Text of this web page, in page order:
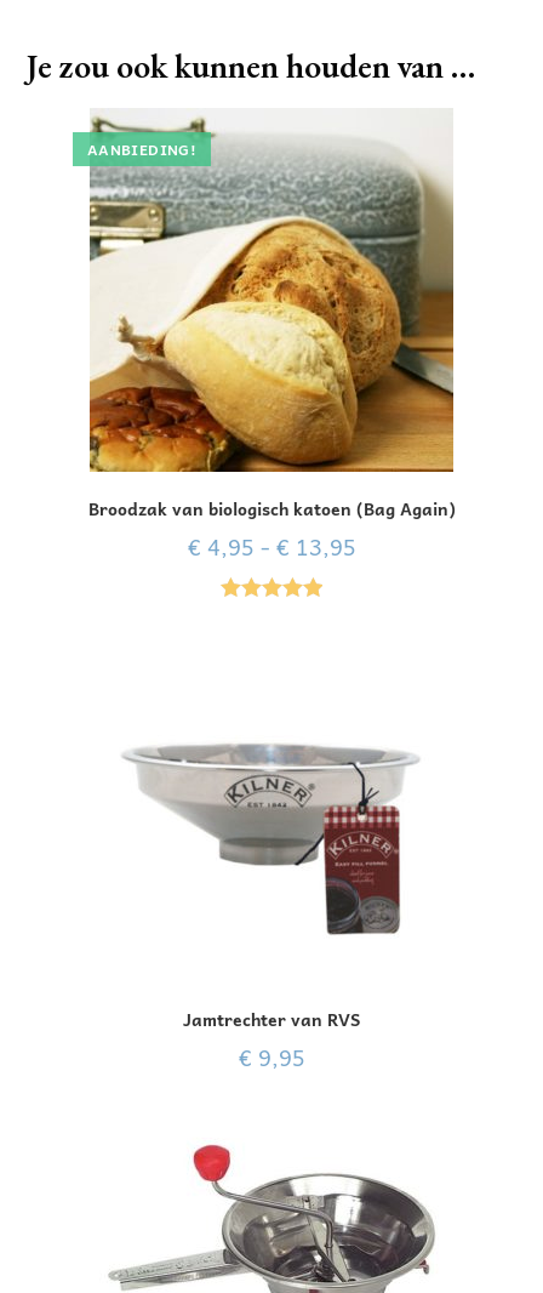
Je zou ook kunnen houden van …
AANBIEDING!
Broodzak van biologisch katoen (Bag Again)
€ 4,95 - € 13,95
Jamtrechter van RVS
€ 9,95